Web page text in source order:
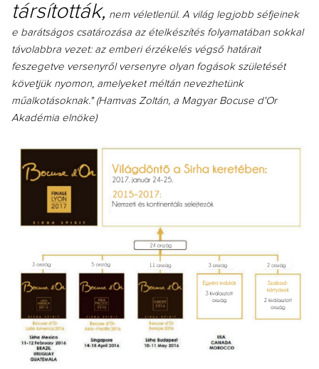
társították, nem véletlenül. A világ legjobb séfjeinek
e barátságos csatározása az ételkészítés folyamatában sokkal
távolabbra vezet: az emberi érzékelés végső határait
feszegetve versenyről versenyre olyan fogások születését
követjük nyomon, amelyeket méltán nevezhetünk
műalkotásoknak." (Hamvas Zoltán, a Magyar Bocuse d'Or
Akadémia elnöke)